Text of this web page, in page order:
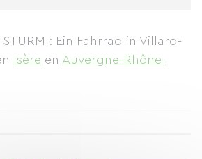
STURM : Ein Fahrrad in Villard-
Isère en Auvergne-Rhône-